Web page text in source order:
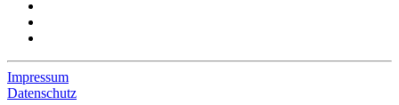
Impressum
Datenschutz